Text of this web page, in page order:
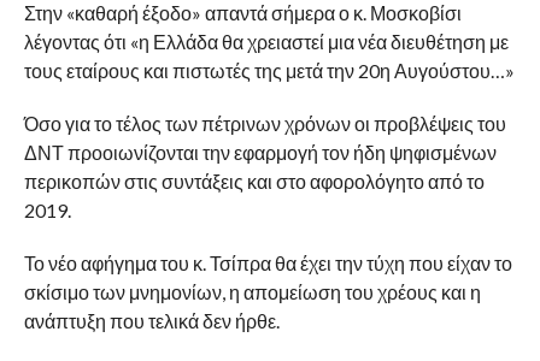
Στην «καθαρή έξοδο» απαντά σήμερα ο κ. Μοσκοβίσι
λέγοντας ότι «η Ελλάδα θα χρειαστεί μια νέα διευθέτηση με
τους εταίρους και πιστωτές της μετά την 20η Αυγούστου…»
Όσο για το τέλος των πέτρινων χρόνων οι προβλέψεις του
ΔΝΤ προοιωνίζονται την εφαρμογή τον ήδη ψηφισμένων
περικοπών στις συντάξεις και στο αφορολόγητο από το
2019.
Το νέο αφήγημα του κ. Τσίπρα θα έχει την τύχη που είχαν το
σκίσιμο των μνημονίων, η απομείωση του χρέους και η
ανάπτυξη που τελικά δεν ήρθε.